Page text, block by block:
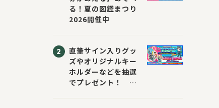
る！夏の図鑑まつり
2026開催中
直筆サイン入りグッ
ズやオリジナルキー
ホルダーなどを抽選
でプレゼント！